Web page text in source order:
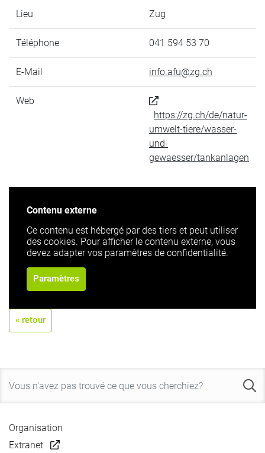
Lieu Zug
Téléphone 041 594 53 70
E-Mail info.afu@zg.ch
Web
https://zg.ch/de/natur-
umwelt-tiere/wasser-
und-
gewaesser/tankanlagen
Contenu externe
Ce contenu est hébergé par des tiers et peut utiliser
des cookies. Pour afficher le contenu externe, vous
devez adapter vos paramètres de confidentialité.
Paramètres
« retour
Organisation
Extranet